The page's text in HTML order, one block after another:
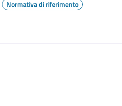
Normativa di riferimento